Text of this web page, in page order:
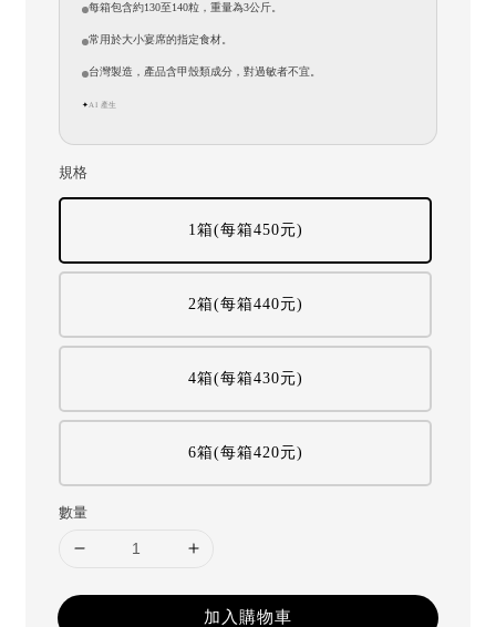
每箱包含約130至140粒，重量為3公斤。
常用於大小宴席的指定食材。
台灣製造，產品含甲殼類成分，對過敏者不宜。
✦AI 產生
規格
1箱(每箱450元)
2箱(每箱440元)
4箱(每箱430元)
6箱(每箱420元)
數量
加入購物車